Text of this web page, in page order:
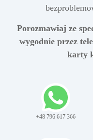
Porozmawiaj ze
wygodnie przez
karty
+48 796 617 366